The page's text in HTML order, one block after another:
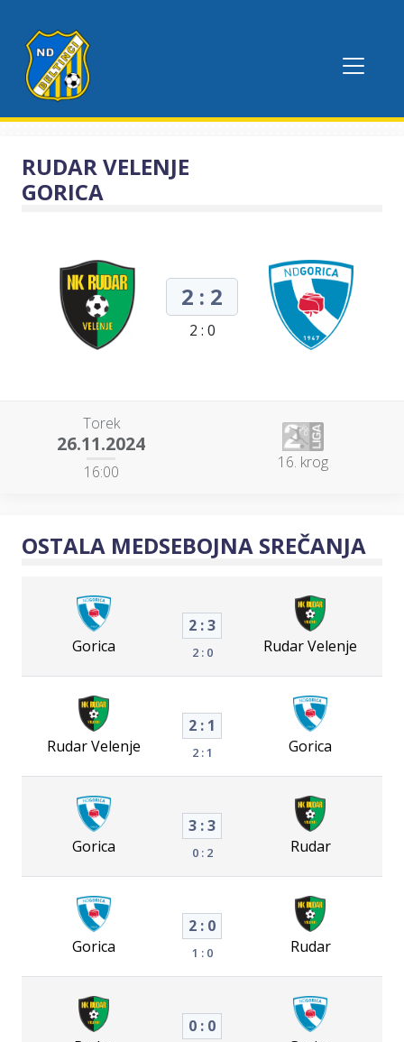
RUDAR VELENJE
GORICA
2 : 2
2 : 0
Torek
26.11.2024
16:00 16. krog
OSTALA MEDSEBOJNA SREČANJA
Gorica
2 : 3
2 : 0 Rudar Velenje
Rudar Velenje
2 : 1
2 : 1 Gorica
Gorica
3 : 3
0 : 2 Rudar
Gorica
2 : 0
1 : 0 Rudar
0 : 0